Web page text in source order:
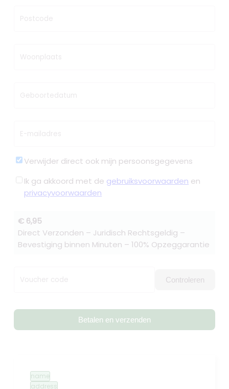
Postcode
Woonplaats
Geboortedatum
E-mailadres
Verwijder direct ook mijn persoonsgegevens
Ik ga akkoord met de gebruiksvoorwaarden en
privacyvoorwaarden
€ 6,95
Direct Verzonden – Juridisch Rechtsgeldig –
Bevestiging binnen Minuten – 100% Opzeggarantie
Voucher code Controleren
Betalen en verzenden
name
address